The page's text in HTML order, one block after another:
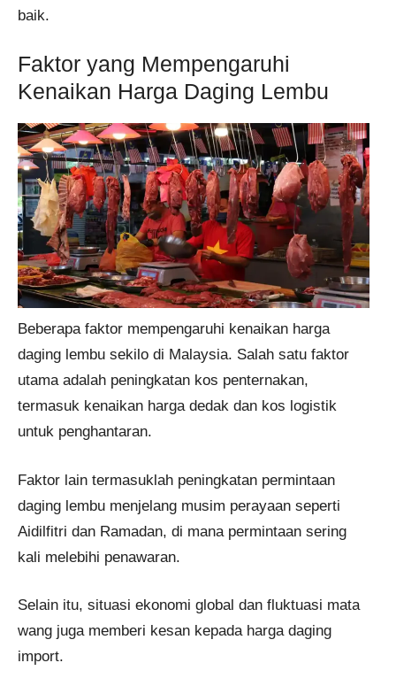
baik.
Faktor yang Mempengaruhi
Kenaikan Harga Daging Lembu
Beberapa faktor mempengaruhi kenaikan harga
daging lembu sekilo di Malaysia. Salah satu faktor
utama adalah peningkatan kos penternakan,
termasuk kenaikan harga dedak dan kos logistik
untuk penghantaran.
Faktor lain termasuklah peningkatan permintaan
daging lembu menjelang musim perayaan seperti
Aidilfitri dan Ramadan, di mana permintaan sering
kali melebihi penawaran​.
Selain itu, situasi ekonomi global dan fluktuasi mata
wang juga memberi kesan kepada harga daging
import.